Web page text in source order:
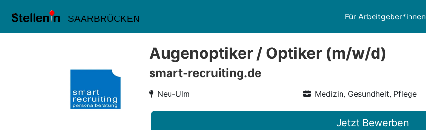
SAARBRÜCKEN Für Arbeitgeber*innen
Augenoptiker / Optiker (m/w/d)
smart-recruiting.de
Neu-Ulm Medizin, Gesundheit, Pflege
Jetzt Bewerben